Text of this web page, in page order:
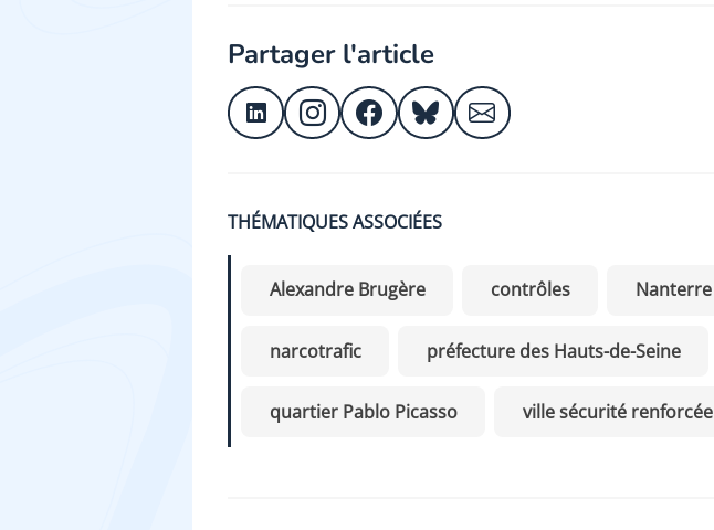
Partager l'article
THÉMATIQUES ASSOCIÉES
Alexandre Brugère contrôles Nanterre
narcotrafic préfecture des Hauts-de-Seine
quartier Pablo Picasso ville sécurité renforcée